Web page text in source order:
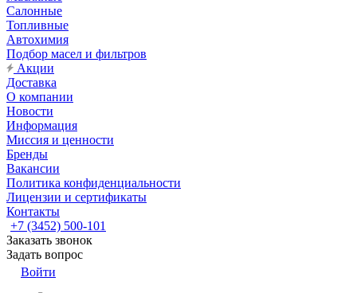
Салонные
Топливные
Автохимия
Подбор масел и фильтров
Акции
Доставка
О компании
Новости
Информация
Миссия и ценности
Бренды
Вакансии
Политика конфиденциальности
Лицензии и сертификаты
Контакты
+7 (3452) 500-101
Заказать звонок
Задать вопрос
Войти